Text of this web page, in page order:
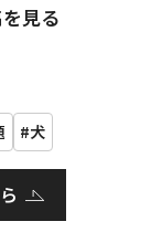
を見る
犬